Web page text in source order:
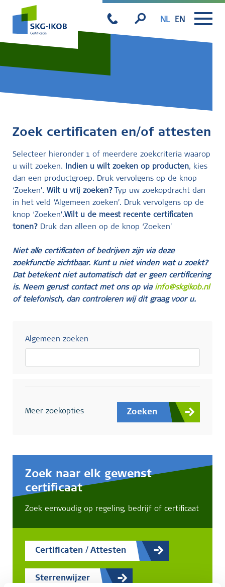
NL EN
Zoek certificaten en/of attesten
Selecteer hieronder 1 of meerdere zoekcriteria waarop
u wilt zoeken. Indien u wilt zoeken op producten, kies
dan een productgroep. Druk vervolgens op de knop
‘Zoeken’. Wilt u vrij zoeken? Typ uw zoekopdracht dan
in het veld ‘Algemeen zoeken’. Druk vervolgens op de
knop ‘Zoeken’.Wilt u de meest recente certificaten
tonen? Druk dan alleen op de knop ‘Zoeken’
Niet alle certificaten of bedrijven zijn via deze
zoekfunctie zichtbaar. Kunt u niet vinden wat u zoekt?
Dat betekent niet automatisch dat er geen certificering
is. Neem gerust contact met ons op via info@skgikob.nl
of telefonisch, dan controleren wij dit graag voor u.
Algemeen zoeken
Meer zoekopties Zoeken
Zoek naar elk gewenst
certificaat
Zoek eenvoudig op regeling, bedrijf of certificaat
Certificaten / Attesten
Sterrenwijzer